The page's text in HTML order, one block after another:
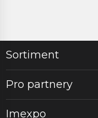
Sortiment
Pro partnery
Imexpo